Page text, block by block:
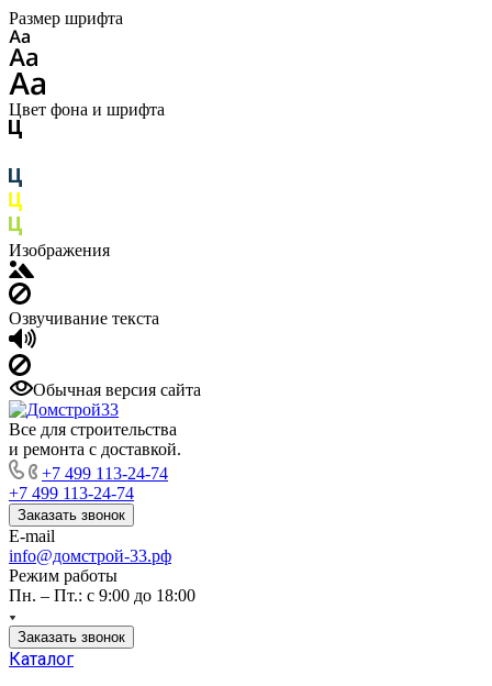
Размер шрифта
Цвет фона и шрифта
Изображения
Озвучивание текста
Обычная версия сайта
Все для строительства
и ремонта с доставкой.
+7 499 113-24-74
+7 499 113-24-74
Заказать звонок
E-mail
info@домстрой-33.рф
Режим работы
Пн. – Пт.: с 9:00 до 18:00
Заказать звонок
Каталог